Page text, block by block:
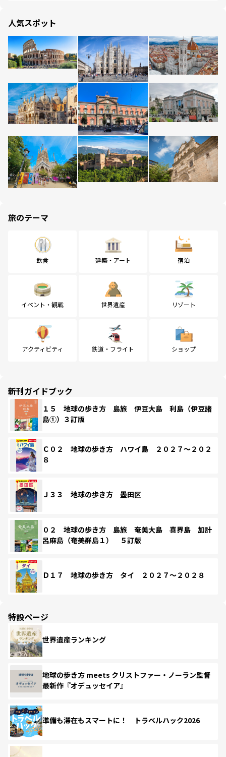
人気スポット
旅のテーマ
飲食 建築・アート 宿泊
イベント・観戦 世界遺産 リゾート
アクティビティ 鉄道・フライト ショップ
新刊ガイドブック
１５ 地球の歩き方 島旅 伊豆大島 利島（伊豆諸
島①）３訂版
Ｃ０２ 地球の歩き方 ハワイ島 ２０２７～２０２
８
Ｊ３３ 地球の歩き方 墨田区
０２ 地球の歩き方 島旅 奄美大島 喜界島 加計
呂麻島（奄美群島１） ５訂版
Ｄ１７ 地球の歩き方 タイ ２０２７～２０２８
特設ページ
世界遺産ランキング
地球の歩き方 meets クリストファー・ノーラン監督
最新作『オデュッセイア』
準備も滞在もスマートに！ トラベルハック2026